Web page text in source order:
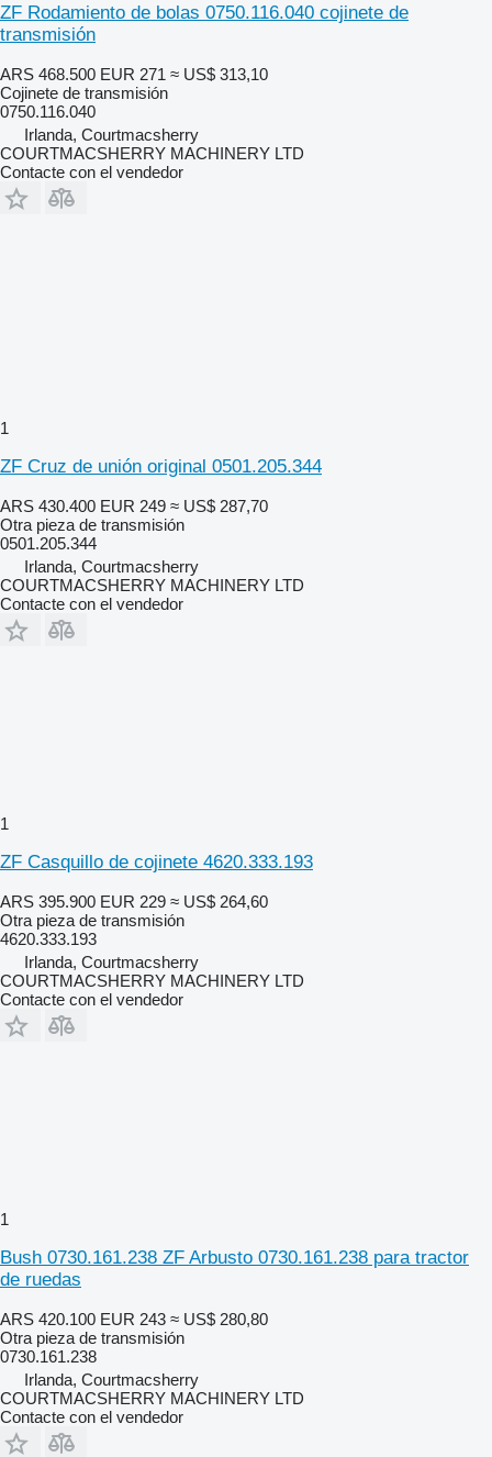
ZF Rodamiento de bolas 0750.116.040 cojinete de
transmisión
ARS 468.500 EUR 271 ≈ US$ 313,10
Cojinete de transmisión
0750.116.040
Irlanda, Courtmacsherry
COURTMACSHERRY MACHINERY LTD
Contacte con el vendedor
1
ZF Cruz de unión original 0501.205.344
ARS 430.400 EUR 249 ≈ US$ 287,70
Otra pieza de transmisión
0501.205.344
Irlanda, Courtmacsherry
COURTMACSHERRY MACHINERY LTD
Contacte con el vendedor
1
ZF Casquillo de cojinete 4620.333.193
ARS 395.900 EUR 229 ≈ US$ 264,60
Otra pieza de transmisión
4620.333.193
Irlanda, Courtmacsherry
COURTMACSHERRY MACHINERY LTD
Contacte con el vendedor
1
Bush 0730.161.238 ZF Arbusto 0730.161.238 para tractor
de ruedas
ARS 420.100 EUR 243 ≈ US$ 280,80
Otra pieza de transmisión
0730.161.238
Irlanda, Courtmacsherry
COURTMACSHERRY MACHINERY LTD
Contacte con el vendedor